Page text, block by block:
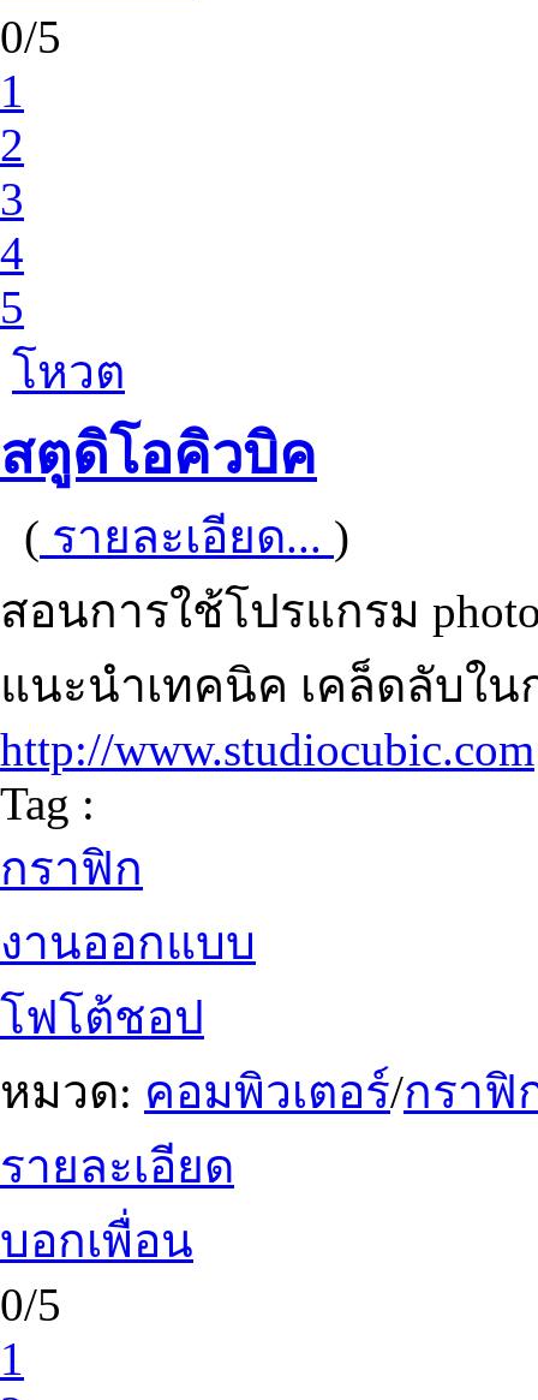
0/5
1
2
3
4
5
โหวต
สตูดิโอคิวบิค
( รายละเอียด... )
สอนการใช้โปรแกรม
แนะนำเทคนิค เคล็ดลับใ
http://www.studiocubic.com
Tag :
กราฟิก
งานออกแบบ
โฟโต้ชอป
หมวด: คอมพิวเตอร์/กราฟิ
รายละเอียด
บอกเพื่อน
0/5
1